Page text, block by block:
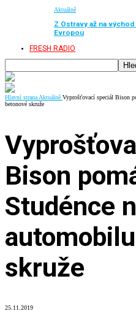
Aktuálně
Z Ostravy až na
Evropou
FRESH RADIO
Hlavní strana Aktuálně Vyprošťovací speciál Bison
betonové skruže
Bison
Studénce
skruže
25.11.2019